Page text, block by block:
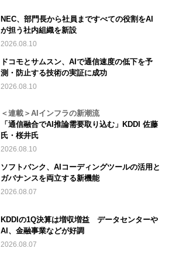
NEC、部門長から社員まですべての役割をAI
が担う社内組織を新設
2026.08.10
ドコモとサムスン、AIで通信速度の低下を予
測・防止する技術の実証に成功
2026.08.10
＜連載＞AIインフラの新潮流
「通信融合でAI推論需要取り込む」KDDI 佐藤
氏・桜井氏
2026.08.10
ソフトバンク、AIコーディングツールの活用と
ガバナンスを両立する新機能
2026.08.07
KDDIの1Q決算は増収増益 データセンターや
AI、金融事業などが好調
2026.08.07